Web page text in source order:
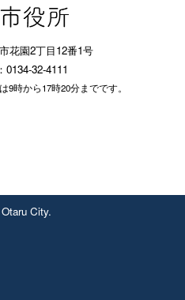
花園2丁目12番1号
0134-32-4111
時から17時20分までです。
City.